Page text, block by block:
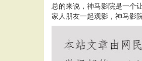
总的来说，神马影院是一个
家人朋友一起观影，神马影